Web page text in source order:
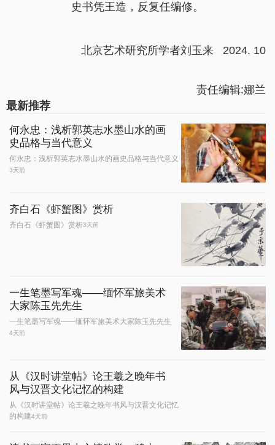
史书凭王造，反复任编修。
北京艺术研究所学者刘玉来 2024. 10
责任编辑:娜兰
最新推荐
何永忠：浅析郭英志水墨山水的画
史品格与当代意义
何永忠：浅析郭英志水墨山水的画史品格与当代意义
3天前
齐白石《虾蟹图》赏析
齐白石《虾蟹图》赏析3天前
一生笔墨写军魂——缅怀军旅美术
大家陈玉先先生
一生笔墨写军魂——缅怀军旅美术大家陈玉先先生
4天前
从《汉时讲堂帖》论王羲之晚年书
风与汉晋文化记忆的构建
从《汉时讲堂帖》论王羲之晚年书风与汉晋文化记忆
的构建4天前